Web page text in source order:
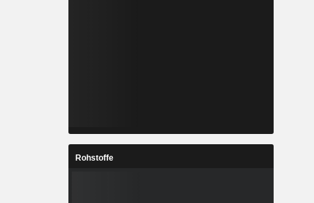
Rohstoffe